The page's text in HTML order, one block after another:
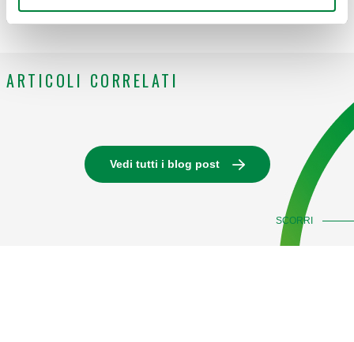
ARTICOLI CORRELATI
SCORRI
Vedi tutti i blog post